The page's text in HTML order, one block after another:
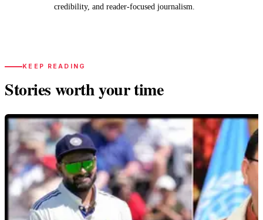
credibility, and reader-focused journalism.
KEEP READING
Stories worth your time